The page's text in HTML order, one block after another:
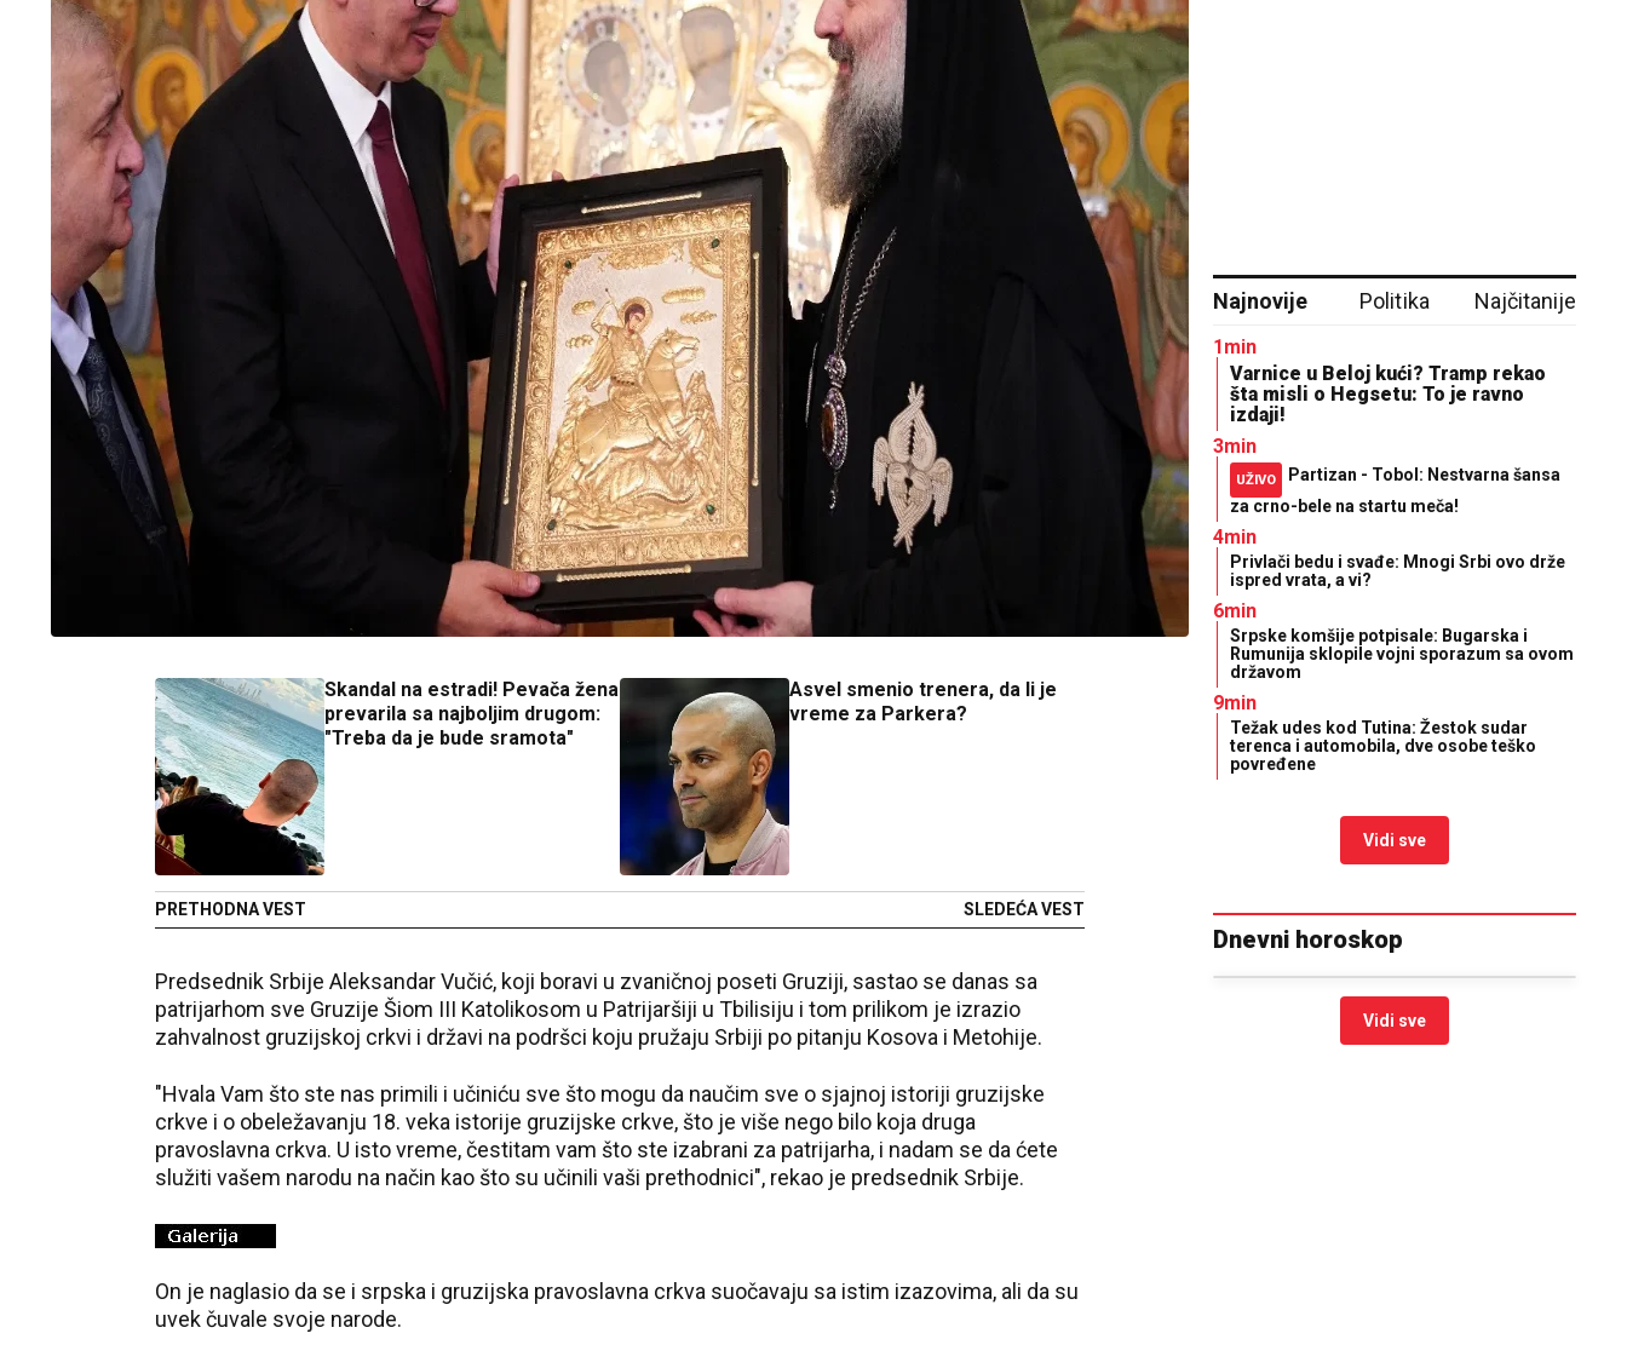
Skandal na estradi! Pevača žena
prevarila sa najboljim drugom:
"Treba da je bude sramota"
PRETHODNA VEST
Asvel smenio trenera, da li je
vreme za Parkera?
SLEDEĆA VEST
Predsednik Srbije Aleksandar Vučić, koji boravi u zvaničnoj poseti Gruziji, sastao se danas sa
patrijarhom sve Gruzije Šiom III Katolikosom u Patrijaršiji u Tbilisiju i tom prilikom je izrazio
zahvalnost gruzijskoj crkvi i državi na podršci koju pružaju Srbiji po pitanju Kosova i Metohije.
"Hvala Vam što ste nas primili i učiniću sve što mogu da naučim sve o sjajnoj istoriji gruzijske
crkve i o obeležavanju 18. veka istorije gruzijske crkve, što je više nego bilo koja druga
pravoslavna crkva. U isto vreme, čestitam vam što ste izabrani za patrijarha, i nadam se da ćete
služiti vašem narodu na način kao što su učinili vaši prethodnici", rekao je predsednik Srbije.
On je naglasio da se i srpska i gruzijska pravoslavna crkva suočavaju sa istim izazovima, ali da su
uvek čuvale svoje narode.
Najnovije Politika Najčitanije
1min
Varnice u Beloj kući? Tramp rekao
šta misli o Hegsetu: To je ravno
izdaji!
3min
UŽIVO
Partizan - Tobol: Nestvarna šansa
za crno-bele na startu meča!
4min
Privlači bedu i svađe: Mnogi Srbi ovo drže
ispred vrata, a vi?
6min
Srpske komšije potpisale: Bugarska i
Rumunija sklopile vojni sporazum sa ovom
državom
9min
Težak udes kod Tutina: Žestok sudar
terenca i automobila, dve osobe teško
povređene
Vidi sve
Dnevni horoskop
Vidi sve